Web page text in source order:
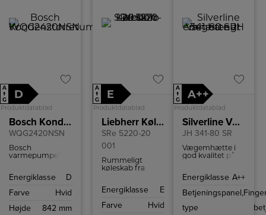
A
↑
G
D
Produktdatablad
Bosch Kondenstørretumbler
WQG2420NSN
Bosch
varmepumpetørretumbler
AutoDry
EasyClean
energiklasse A++
Energiklasse
D
Farve
Hvid
Højde
842 mm
A
↑
G
E
Produktdatablad
Liebherr Køleskab
SRe 5220-20
001
Rummeligt
køleskab fra
kølevarer og
Energiklasse
E
Farve
Hvid
A
↑
G
A++
Produktdatablad
Silverline Væghængt emhætte
JH 341-80 SR
Vægemhætte i
god kvalitet på
Energiklasse A++
Betjeningspanel,
type